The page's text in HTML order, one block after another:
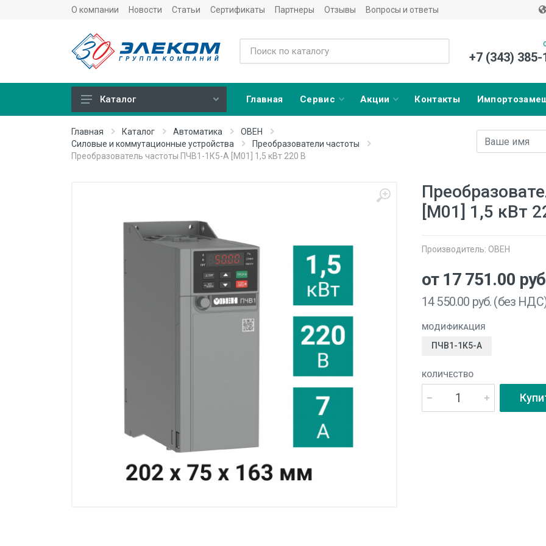
О компании Новости Статьи Сертификаты Партнеры Отзывы Вопросы и ответы
+7 (343)
Тепловычислители
Оборудование для монтажа
Приборы ПРОМСИТЕХ
Каталог Главная Сервис Акции Контакты
Главная Каталог Автоматика
ОВЕН
Силовые и коммутационные устройства
Преобразователи частоты
Преобразователь частоты ПЧВ1-1К5-А [М01] 1,5 кВт 220 В
Имя
E-mail адрес
[М01] 1,5 кВт
Производитель: ОВЕН
от 17 751.00
14 550.00 руб. (без
МОДИФИКАЦИЯ
ПЧВ1-1К5-А
КОЛИЧЕСТВО